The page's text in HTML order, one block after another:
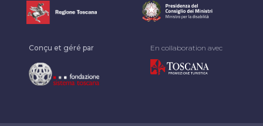
Conçu et géré par En collaboration avec